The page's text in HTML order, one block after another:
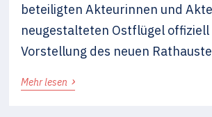
beteiligten Akteurinnen und
neugestalteten Ostflügel
Vorstellung des neuen
Mehr lesen ›